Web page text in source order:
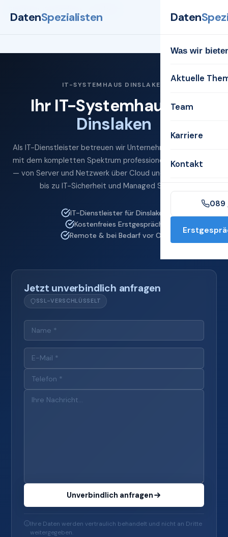
DatenSpezialisten Daten
Was wir
Aktuelle
Team
Karriere
Kontakt
089
IT-SYSTEMHAUS DINSLAKEN
Ihr IT-Systemhaus für
Dinslaken
Als IT-Dienstleister betreuen wir Unternehmen in Dinslaken
mit dem kompletten Spektrum professioneller IT-Services
— von Server und Netzwerk über Cloud und Microsoft 365
bis zu IT-Sicherheit und Managed Services.
IT-Dienstleister für Dinslaken
Kostenfreies Erstgespräch
Remote & bei Bedarf vor Ort
Jetzt unverbindlich anfragen
SSL-VERSCHLÜSSELT
Unverbindlich anfragen
Ihre Daten werden vertraulich behandelt und nicht an Dritte
weitergegeben.